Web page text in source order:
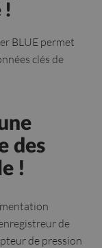
!
BLUE permet
clés de
des
!
de
de pression